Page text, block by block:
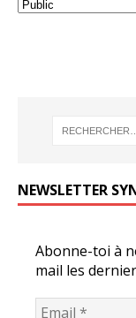
NEWSLETTER
Abonne-toi à
mail les